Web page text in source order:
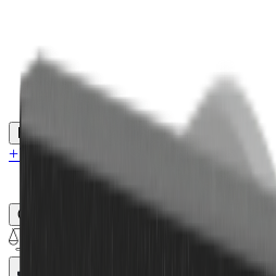
Каталог
+7 (926) 211 90 79
Обратный звонок